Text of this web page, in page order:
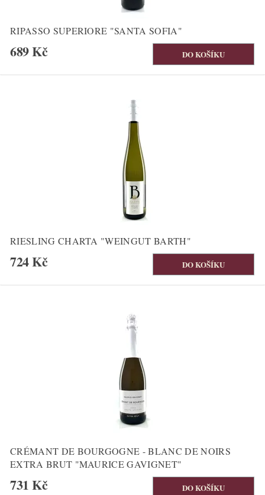
RIPASSO SUPERIORE "SANTA SOFIA"
689 Kč
RIESLING CHARTA "WEINGUT BARTH"
724 Kč
CRÉMANT DE BOURGOGNE - BLANC DE NOIRS
EXTRA BRUT "MAURICE GAVIGNET"
731 Kč